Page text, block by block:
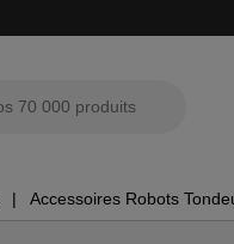
Accessoires Robots